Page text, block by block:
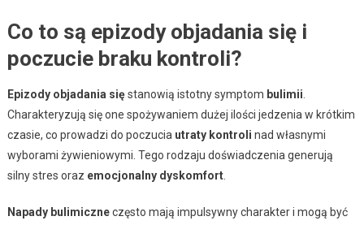
Co to są epizody objadania się i
poczucie braku kontroli?
Epizody objadania sięstanowią istotny symptom bulimii
Charakteryzują się one spożywaniem dużej ilości jedzenia w krótkim
czasie, co prowadzi do poczucia utraty kontroli nad własnymi
wyborami żywieniowymi. Tego rodzaju doświadczenia generują
silny stres oraz emocjonalny dyskomfort.
Napady bulimiczneczęsto mają impulsywny charakter i mogą być